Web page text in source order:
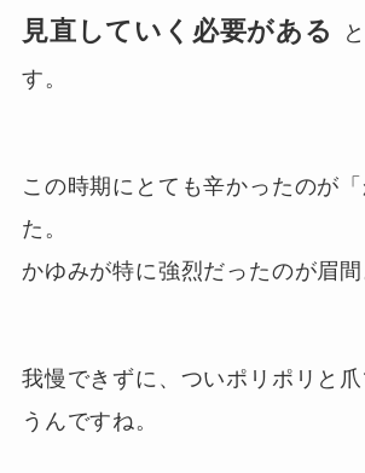
見直していく必要がある
す。
この時期にとても辛かったのが
た。
かゆみが特に強烈だったのが眉間
我慢できずに、ついポリポリと
うんですね。